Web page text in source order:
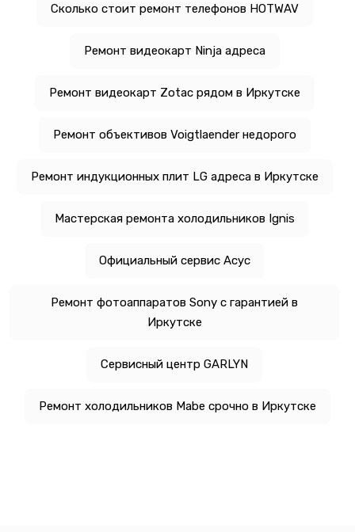
Сколько стоит ремонт телефонов HOTWAV
Ремонт видеокарт Ninja адреса
Ремонт видеокарт Zotac рядом в Иркутске
Ремонт объективов Voigtlaender недорого
Ремонт индукционных плит LG адреса в Иркутске
Мастерская ремонта холодильников Ignis
Официальный сервис Асус
Ремонт фотоаппаратов Sony с гарантией в
Иркутске
Сервисный центр GARLYN
Ремонт холодильников Mabe срочно в Иркутске